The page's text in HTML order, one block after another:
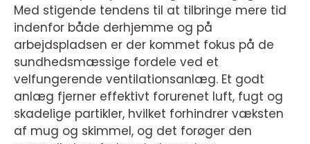
Med stigende tendens til at tilbringe mere tid
indenfor både derhjemme og på
arbejdspladsen er der kommet fokus på de
sundhedsmæssige fordele ved et
velfungerende ventilationsanlæg. Et godt
anlæg fjerner effektivt forurenet luft, fugt og
skadelige partikler, hvilket forhindrer væksten
af mug og skimmel, og det forøger den